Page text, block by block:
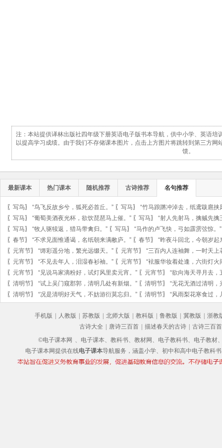
注：本站提供译林出版社四年级下册英语电子版书本导航，供中小学、英语
以提高学习成绩。由于我们不存储课本图片，点击上方图片将跳转到第三方
馈。
最新课本 热门课本 随机推荐 古诗推荐 名句推荐
〖 写鸟〗 “鸟飞反故乡兮，狐死必首丘。” 〖 写马〗 “竹马踉蹡冲淖去，纸鸢跋扈挟
〖 写马〗 “葡萄美酒夜光杯，欲饮琵琶马上催。” 〖 写马〗 “射人先射马，擒贼先擒
〖 写马〗 “牧人驱犊返，猎马带禽归。” 〖 写马〗 “马作的卢飞快，弓如霹雳弦惊。”
〖 春节〗 “不求见面惟通谒，名纸朝来满敝庐。” 〖 春节〗 “昨夜斗回北，今朝岁起
〖 元宵节〗 “缛彩遥分地，繁光远缀天。” 〖 元宵节〗 “三百内人连袖舞，一时天上
〖 元宵节〗 “不见去年人，泪湿春衫袖。” 〖 元宵节〗 “袨服华妆着处逢，六街灯火
〖 元宵节〗 “见说马家滴粉好，试灯风里卖元宵。” 〖 元宵节〗 “欲向海天寻月去，
〖 清明节〗 “试上吴门窥郡郭，清明几处有新烟。” 〖 清明节〗 “无花无酒过清明，
〖 清明节〗 “况是清明好天气，不妨游衍莫忘归。” 〖 清明节〗 “风雨梨花寒食过，
手机版 | 人教版 | 苏教版 | 北师大版 | 教科版 | 鲁教版 | 冀教版 | 浙教
古诗大全 | 唐诗三百首 | 描述春天的古诗 | 古诗三百首
©电子课本网
、电子课本、教科书、教材网、电子教科书、电子教
电子课本网提供在线电子课本导航服务，涵盖小学、初中和高中电子教科